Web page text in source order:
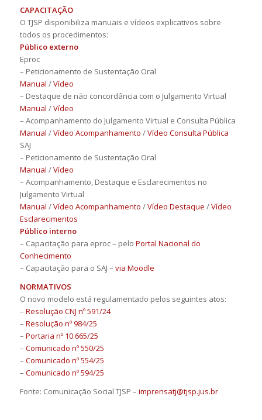
CAPACITAÇÃO
O TJSP disponibiliza manuais e vídeos explicativos sobre
todos os procedimentos:
Público externo
Eproc
– Peticionamento de Sustentação Oral
Manual /Vídeo
– Destaque de não concordância com o Julgamento Virtual
Manual /Vídeo
– Acompanhamento do Julgamento Virtual e Consulta Pública
Manual /Vídeo Acompanhamento /Vídeo Consulta Pública
SAJ
– Peticionamento de Sustentação Oral
Manual /Vídeo
– Acompanhamento, Destaque e Esclarecimentos no
Julgamento Virtual
Manual /Vídeo Acompanhamento /Vídeo Destaque /Vídeo
Esclarecimentos
Público interno
– Capacitação para eproc – pelo Portal Nacional do
Conhecimento
– Capacitação para o SAJ – via Moodle
NORMATIVOS
O novo modelo está regulamentado pelos seguintes atos:
– Resolução CNJ nº 591/24
– Resolução nº 984/25
– Portaria nº 10.665/25
– Comunicado nº 550/25
– Comunicado nº 554/25
– Comunicado nº 594/25
Fonte: Comunicação Social TJSP – imprensatj@tjsp.jus.br